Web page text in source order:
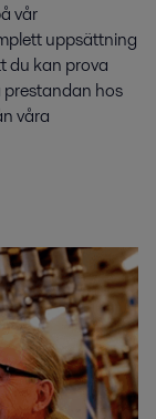
vår
uppsättning
du kan prova
prestandan hos
våra